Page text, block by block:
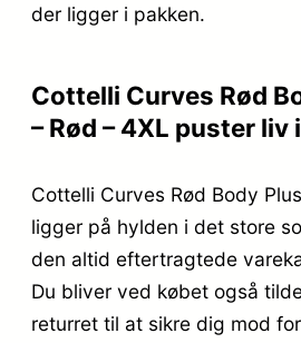
der ligger i pakken.
Cottelli Curves Rød
– Rød – 4XL puster liv
Cottelli Curves Rød Body
ligger på hylden i det store
den altid eftertragtede
Du bliver ved købet også
returret til at sikre dig mod